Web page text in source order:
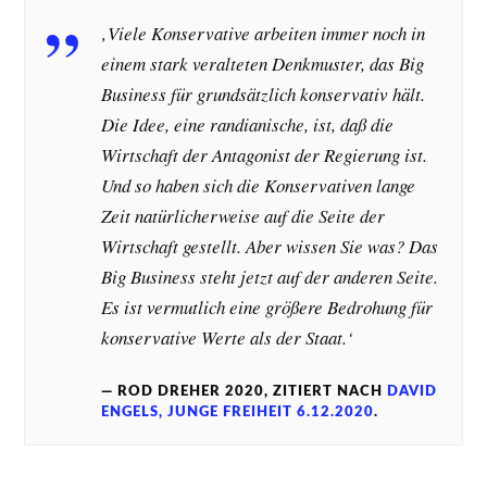
‚Viele Konservative arbeiten immer noch in
einem stark veralteten Denkmuster, das Big
Business für grundsätzlich konservativ hält.
Die Idee, eine randianische, ist, daß die
Wirtschaft der Antagonist der Regierung ist.
Und so haben sich die Konservativen lange
Zeit natürlicherweise auf die Seite der
Wirtschaft gestellt. Aber wissen Sie was? Das
Big Business steht jetzt auf der anderen Seite.
Es ist vermutlich eine größere Bedrohung für
konservative Werte als der Staat.‘
ROD DREHER 2020, ZITIERT NACH
DAVID
ENGELS, JUNGE FREIHEIT 6.12.2020.